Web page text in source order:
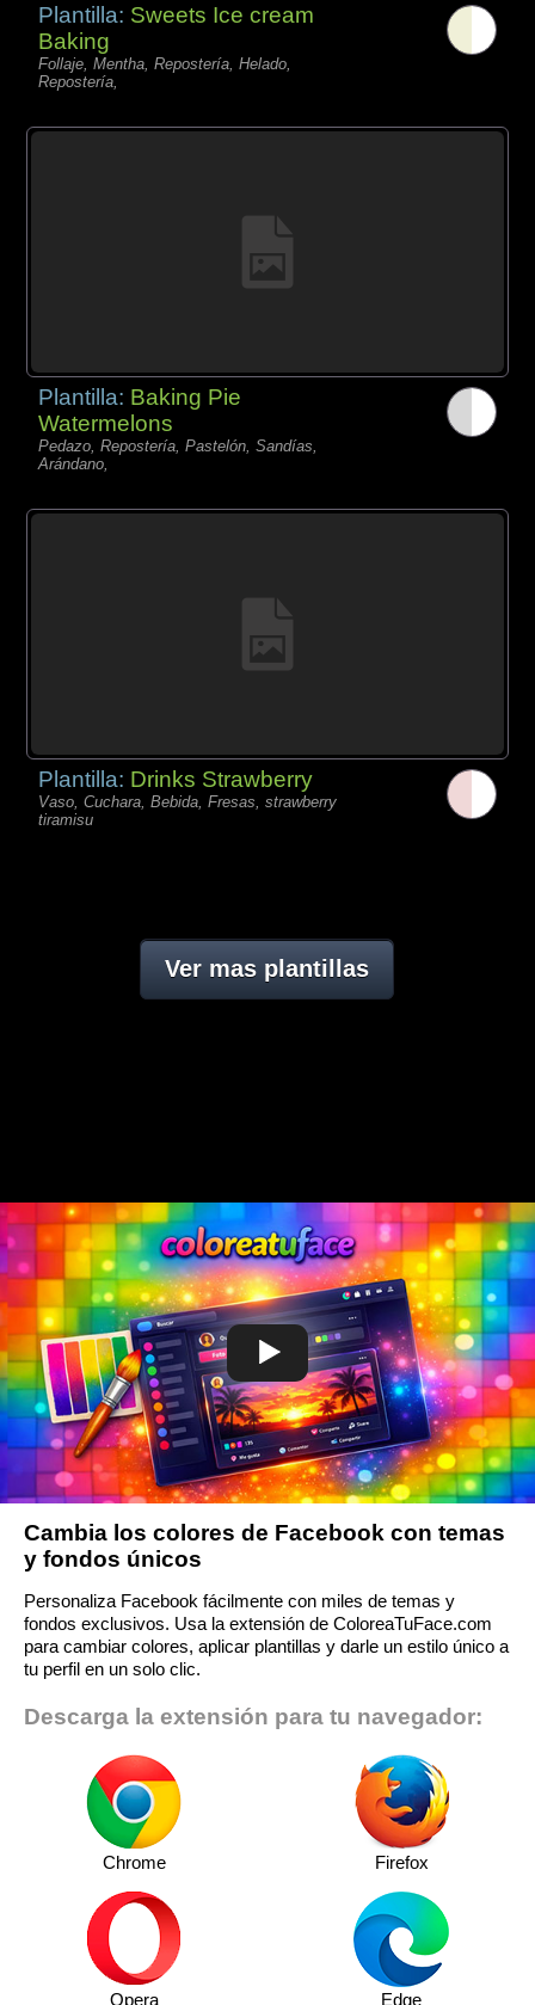
Plantilla: Sweets Ice cream
Baking
Follaje, Mentha, Repostería, Helado,
Repostería,
Plantilla: Baking Pie
Watermelons
Pedazo, Repostería, Pastelón, Sandías,
Arándano,
Plantilla: Drinks Strawberry
Vaso, Cuchara, Bebida, Fresas, strawberry
tiramisu
Ver mas plantillas
Cambia los colores de Facebook con temas
y fondos únicos
Personaliza Facebook fácilmente con miles de temas y
fondos exclusivos. Usa la extensión de ColoreaTuFace.com
para cambiar colores, aplicar plantillas y darle un estilo único a
tu perfil en un solo clic.
Descarga la extensión para tu navegador:
Chrome Firefox
Opera Edge